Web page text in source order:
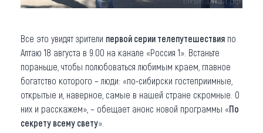
Все это увидят зрители первой серии телепутешествия по
Алтаю 18 августа в 9.00 на канале «Россия 1». Встаньте
пораньше, чтобы полюбоваться любимым краем, главное
богатство которого – люди: «по-сибирски гостеприимные,
открытые и, наверное, самые в нашей стране скромные. О
них и расскажем», – обещает анонс новой программы «По
секрету всему свету».